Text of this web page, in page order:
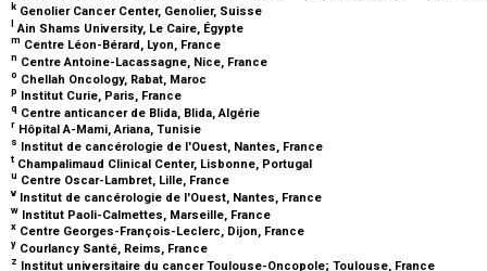
k Genolier Cancer Center, Genolier, Suisse
Ain Shams University, Le Caire, Égypte
m Centre Léon-Bérard, Lyon, France
n Centre Antoine-Lacassagne, Nice, France
o Chellah Oncology, Rabat, Maroc
p Institut Curie, Paris, France
q Centre anticancer de Blida, Blida, Algérie
r Hôpital A-Mami, Ariana, Tunisie
s Institut de cancérologie de l'Ouest, Nantes, France
t Champalimaud Clinical Center, Lisbonne, Portugal
u Centre Oscar-Lambret, Lille, France
v Institut de cancérologie de l'Ouest, Nantes, France
w Institut Paoli-Calmettes, Marseille, France
x Centre Georges-François-Leclerc, Dijon, France
y Courlancy Santé, Reims, France
z Institut universitaire du cancer Toulouse-Oncopole; Toulouse, France